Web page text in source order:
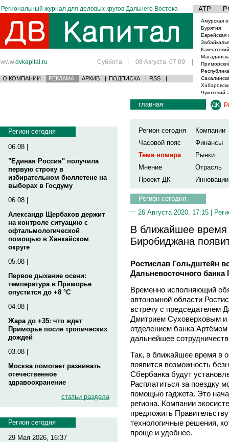
Региональный журнал для деловых кругов Дальнего Востока АТР
www.dvkapital.ru Суббота | 08 Августа, 07:09 |
О КОМПАНИИ РЕКЛАМА АРХИВ | ПОДПИСКА | RSS |
Амурская
Бурятия
Еврейская
Чукотский
Регион сегодня
06.08 |
"Единая Россия" получила
первую строку в
избирательном бюллетене на
выборах в Госдуму
06.08 |
Александр Щербаков держит
на контроле ситуацию с
офтальмологической
помощью в Ханкайском
округе
05.08 |
Первое дыхание осени:
температура в Приморье
опустится до +8 °C
04.08 |
Жара до +35: что ждет
Приморье после тропических
дождей
03.08 |
Москва помогает развивать
отечественное
здравоохранение
статьи раздела
Регион сегодня
29 Мая 2026, 16:37
главная
Регион сегодня
Компании
Часовой пояс
Финансы
Тема номера
Рынки
Мнение
Отрасль
Проект ДК
Инновации
Регион сегодня
26 Августа 2020, 17:15 |
В ближайшее время
Биробиджана
Ростислав Гольдштейн
Дальневосточного
Временно исполняющий
автономной области
встречу с председателем
Дмитрием Суховерховым
отделением банка
дальнейшее
Так, в ближайшее время в
появится возможность
Сбербанка будут
Расплатиться за поездку
помощью гаджета. Это
региона. Компании
предложить
технологичные решения,
проще и удобнее.